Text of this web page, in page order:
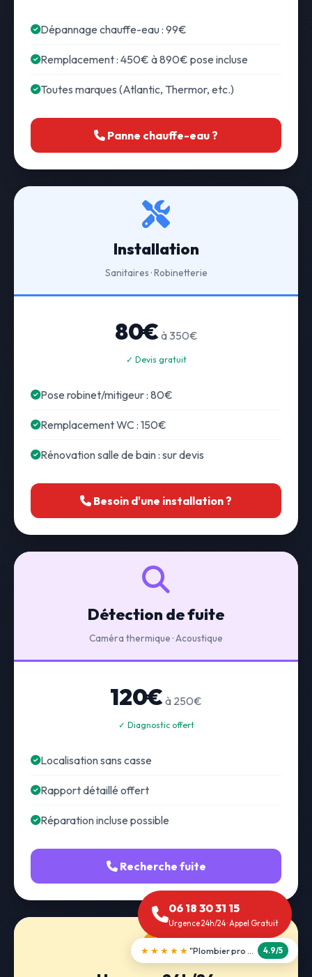
Dépannage chauffe-eau : 99€
Remplacement : 450€ à 890€ pose incluse
Toutes marques (Atlantic, Thermor, etc.)
Panne chauffe-eau ?
Installation
Sanitaires · Robinetterie
80€ à 350€
✓ Devis gratuit
Pose robinet/mitigeur : 80€
Remplacement WC : 150€
Rénovation salle de bain : sur devis
Besoin d'une installation ?
Détection de fuite
Caméra thermique · Acoustique
120€ à 250€
✓ Diagnostic offert
Localisation sans casse
Rapport détaillé offert
Réparation incluse possible
Recherche fuite
06 18 30 31 15
Urgence 24h/24 · Appel Gratuit
★★★★★ "Débouchage WC en 30 min" 5.0/5